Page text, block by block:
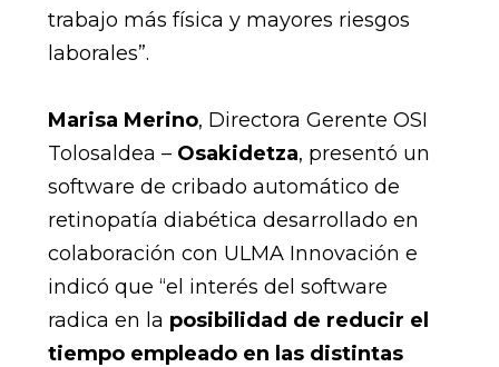
trabajo más física y mayores riesgos
laborales”.
Marisa Merino, Directora Gerente OSI
Tolosaldea –Osakidetza, presentó un
software de cribado automático de
retinopatía diabética desarrollado en
colaboración con ULMA Innovación e
indicó que “el interés del software
radica en la posibilidad de reducir el
tiempo empleado en las distintas